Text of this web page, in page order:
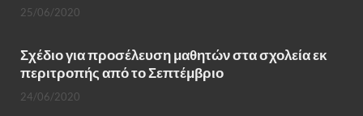
25/06/2020
Σχέδιο για προσέλευση μαθητών στα σχολεία εκ
περιτροπής από το Σεπτέμβριο
24/06/2020